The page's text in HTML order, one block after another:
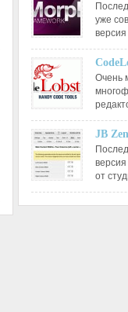
уже
Очень
JB
от